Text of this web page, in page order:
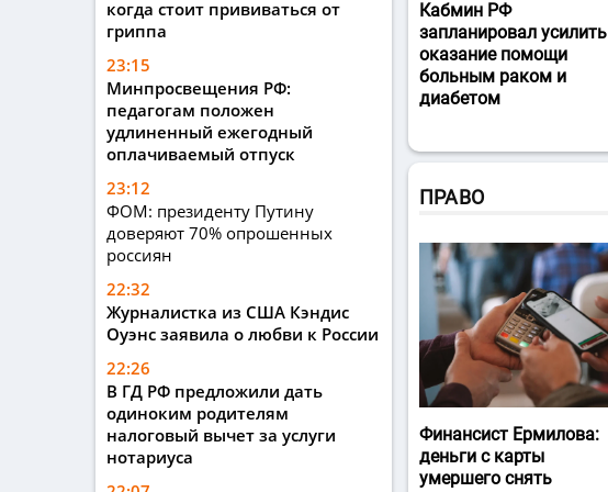
когда стоит прививаться от
гриппа
23:15
Минпросвещения РФ:
педагогам положен
удлиненный ежегодный
оплачиваемый отпуск
23:12
ФОМ: президенту Путину
доверяют 70% опрошенных
россиян
22:32
Журналистка из США Кэндис
Оуэнс заявила о любви к России
22:26
В ГД РФ предложили дать
одиноким родителям
налоговый вычет за услуги
нотариуса
Кабмин РФ
запланировал усилить
оказание помощи
больным раком и
диабетом
ПРАВО
Финансист Ермилова:
деньги с карты
умершего снять